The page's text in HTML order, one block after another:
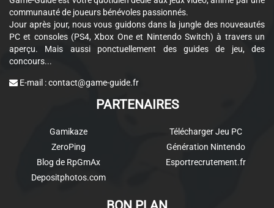
communauté de joueurs bénévoles passionnés.
Jour après jour, nous vous guidons dans la jungle des nouveautés
PC et consoles (PS4, Xbox One et Nintendo Switch) à travers un
aperçu. Mais aussi ponctuellement des guides de jeu, des
concours...
E-mail :contact@game-guide.fr
PARTENAIRES
Gamikaze
ZeroPing
Blog de RpGmAx
Depositphotos.com
Télécharger Jeu PC
Génération Nintendo
Esportrecrutement.fr